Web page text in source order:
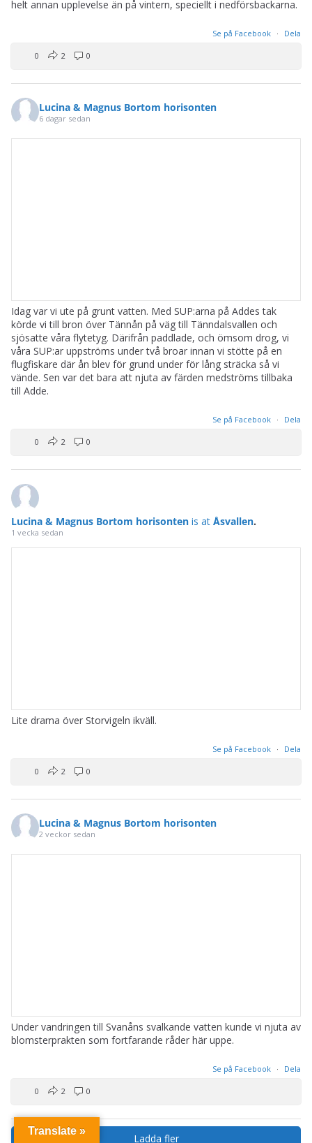
helt annan upplevelse än på vintern, speciellt i nedförsbackarna.
Se på Facebook · Dela
0 2 0
Lucina & Magnus Bortom horisonten
6 dagar sedan
Idag var vi ute på grunt vatten. Med SUP:arna på Addes tak
körde vi till bron över Tännån på väg till Tänndalsvallen och
sjösatte våra flytetyg. Därifrån paddlade, och ömsom drog, vi
våra SUP:ar uppströms under två broar innan vi stötte på en
flugfiskare där ån blev för grund under för lång sträcka så vi
vände. Sen var det bara att njuta av färden medströms tillbaka
till Adde.
Se på Facebook · Dela
0 2 0
Lucina & Magnus Bortom horisonten is at Åsvallen.
1 vecka sedan
Lite drama över Storvigeln ikväll.
Se på Facebook · Dela
0 2 0
Lucina & Magnus Bortom horisonten
2 veckor sedan
Under vandringen till Svanåns svalkande vatten kunde vi njuta av
blomsterprakten som fortfarande råder här uppe.
Se på Facebook · Dela
0 2 0
Ladda fler
Translate »